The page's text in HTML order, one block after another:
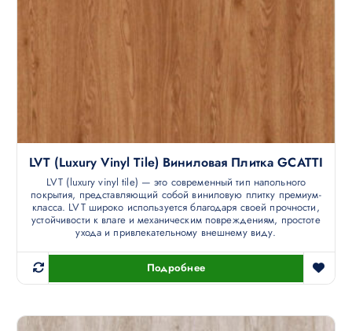
LVT (luxury Vinyl Tile) Виниловая Плитка GCATTI
LVT (luxury vinyl tile) — это современный тип напольного
покрытия, представляющий собой виниловую плитку премиум-
класса. LVT широко используется благодаря своей прочности,
устойчивости к влаге и механическим повреждениям, простоте
ухода и привлекательному внешнему виду.
Подробнее